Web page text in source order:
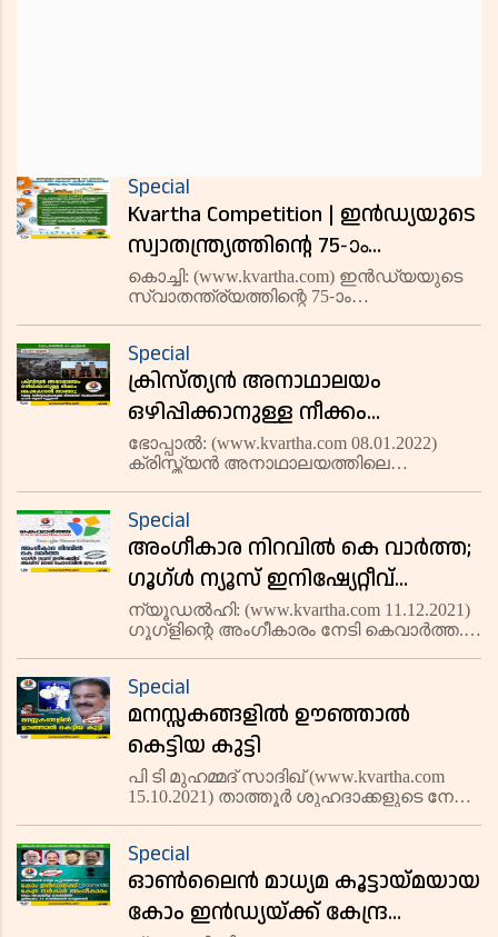
Special
Kvartha Competition | ഇന്‍ഡ്യയുടെ
സ്വാതന്ത്ര്യത്തിന്റെ 75-ാം
വാര്‍ഷികം: കെവാര്‍ത്ത ആശംസ
കാര്‍ഡ് ഡിസൈനിങ് മത്സരം
സംഘടിപ്പിക്കുന്നു
കൊച്ചി: (www.kvartha.com) ഇന്‍ഡ്യയുടെ
സ്വാതന്ത്ര്യത്തിന്റെ 75-ാം
ഡിസൈനിങ് മത്സരം സംഘടിപ്പിക്കുന്നു.
വിജയികള്‍ക്ക് ആകര്‍ഷകമായ സമ്മാനം
നല്‍കും. മത്സര
Special
ക്രിസ്ത്യന്‍ അനാഥാലയം
ഒഴിപ്പിക്കാനുള്ള നീക്കം
ഹൈകോടതി തടഞ്ഞു; സ്ഥലം
തട്ടിയെടുക്കാനുള്ള നീക്കമാണ്
നടക്കുന്നതെന്ന് ഫാദര്‍ ആനന്ദ്
മുട്ടുങ്കല്‍
ഭോപ്പാല്‍: (www.kvartha.com 08.01.2022)
ക്രിസ്ത്യന്‍ അനാഥാലയത്തിലെ
ജബല്‍പ്പൂര്‍ ബെഞ്ച് തടഞ്ഞു.
റെജിസ്‌ട്രേഷനില്ലാതെ അനാഥാലയം
പ്രവര്‍ത്തിക്
Special
അംഗീകാര നിറവിൽ കെ വാർത്ത;
ഗൂഗ്ള്‍ ന്യൂസ് ഇനിഷ്യേറ്റീവ്
ആഡ്സ് ലാബ് പ്രോഗ്രാമിൽ ഇടം
നേടി
ന്യൂഡല്‍ഹി: (www.kvartha.com 11.12.2021)
ഗൂഗ്ളിന്റെ അംഗീകാരം നേടി കെവാർത്ത.
കെവാർത്ത ഡോട് കോമിനെയും
തെരഞ്ഞെടുത്തു. ചെറുതും മധ്യ ശ്രേ
Special
മനസ്സകങ്ങളില്‍ ഊഞ്ഞാല്‍
കെട്ടിയ കുട്ടി
പി ടി മുഹമ്മദ് സാദിഖ് (www.kvartha.com
15.10.2021) താത്തൂര്‍ ശുഹദാക്കളുടെ നേര്‍ച്ച
മുമ്പാണ്. വെല്ലിമ്മച്ചിക്കും
അമ്മായിമാര്‍ക്കുമൊപ
Special
ഓൺലൈൻ മാധ്യമ കൂട്ടായ്മയായ
കോം ഇൻഡ്യയ്ക്ക് കേന്ദ്ര